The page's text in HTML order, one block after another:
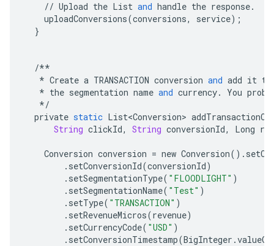
// Upload the List and handle the response.
uploadConversions(conversions, service);
}
/**
* Create a TRANSACTION conversion and add it to
* the segmentation name and currency. You
*/
private static List<Conversion>
String clickId, String conversionId, Long
Conversion conversion = new Conversion() .
. setConversionId(conversionId)
. setSegmentationType( "FLOODLIGHT" )
. setSegmentationName( "Test" )
. setType( "TRANSACTION" )
. setRevenueMicros(revenue)
. setCurrencyCode( "USD" )
. setConversionTimestamp(BigInteger .valueOf